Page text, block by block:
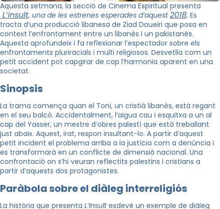
Aquesta setmana, la secció de Cinema Espiritual presenta
L‘insult, una de les estrenes esperades d’aquest2018. Es
tracta d’una producció libanesa de Ziad Doueiri que posa en
context l’enfrontament entre un libanès i un pakistanès.
Aquesta aprofundeix i fa reflexionar l’espectador sobre els
enfrontaments pluriracials i multi religiosos. Desvetlla com un
petit accident pot capgirar de cop l’harmonia aparent en una
societat.
Sinopsis
La trama comença quan el Toni, un cristià libanès, està regant
en el seu balcó. Accidentalment, l’aigua cau i esquitxa a un al
cap del Yasser, un mestre d’obres palestí que està treballant
just abaix. Aquest, irat, respon insultant-lo. A partir d’aquest
petit incident el problema arriba a la justícia com a denúncia i
es transformarà en un conflicte de dimensió nacional. Una
confrontació on s’hi veuran reflectits palestins i cristians a
partir d’aquests dos protagonistes.
Paràbola sobre el diàleg interreligiós
La història que presenta L’Insultesdevé un exemple de diàleg